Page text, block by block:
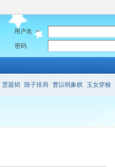
用户名
密码
贾题韬 限子排局 曹以明象棋 玉女穿梭